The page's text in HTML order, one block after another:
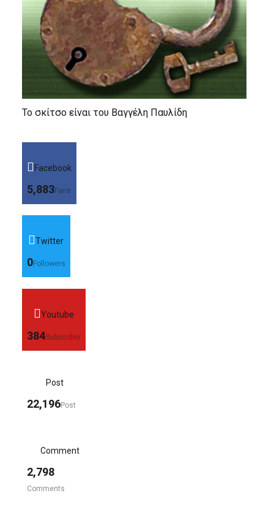
Το σκίτσο είναι του Βαγγέλη Παυλίδη
Facebook
5,883Fans
Twitter
0Followers
Youtube
384Subscriber
Post
22,196Post
Comment
2,798
Comments